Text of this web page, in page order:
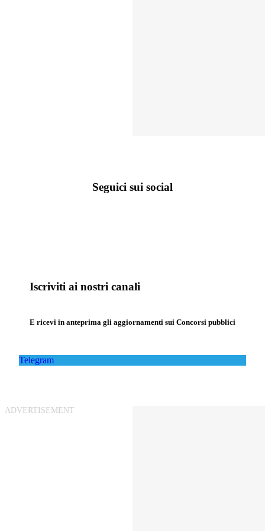
Seguici sui social
Iscriviti ai nostri canali
E ricevi in anteprima gli aggiornamenti sui Concorsi pubblici
Telegram